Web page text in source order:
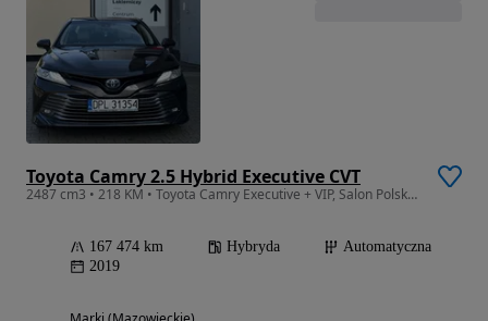
Toyota Camry 2.5 Hybrid Executive CVT
2487 cm3 • 218 KM • Toyota Camry Executive + VIP, Salon Polska, 2.5 hybryd JBL, full opcja
167 474 km Hybryda
Automatyczna
2019